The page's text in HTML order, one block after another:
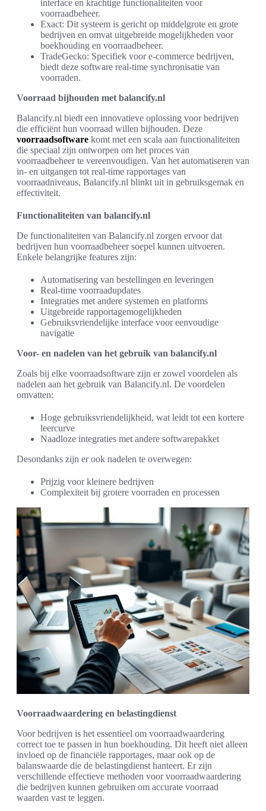
interface en krachtige functionaliteiten voor
voorraadbeheer.
Exact: Dit systeem is gericht op middelgrote en grote
bedrijven en omvat uitgebreide mogelijkheden voor
boekhouding en voorraadbeheer.
TradeGecko: Specifiek voor e-commerce bedrijven,
biedt deze software real-time synchronisatie van
voorraden.
Voorraad bijhouden met balancify.nl
Balancify.nl biedt een innovatieve oplossing voor bedrijven
die efficiënt hun voorraad willen bijhouden. Deze
voorraadsoftware komt met een scala aan functionaliteiten
die speciaal zijn ontworpen om het proces van
voorraadbeheer te vereenvoudigen. Van het automatiseren van
in- en uitgangen tot real-time rapportages van
voorraadniveaus, Balancify.nl blinkt uit in gebruiksgemak en
effectiviteit.
Functionaliteiten van balancify.nl
De functionaliteiten van Balancify.nl zorgen ervoor dat
bedrijven hun voorraadbeheer soepel kunnen uitvoeren.
Enkele belangrijke features zijn:
Automatisering van bestellingen en leveringen
Real-time voorraadupdates
Integraties met andere systemen en platforms
Uitgebreide rapportagemogelijkheden
Gebruiksvriendelijke interface voor eenvoudige
navigatie
Voor- en nadelen van het gebruik van balancify.nl
Zoals bij elke voorraadsoftware zijn er zowel voordelen als
nadelen aan het gebruik van Balancify.nl. De voordelen
omvatten:
Hoge gebruiksvriendelijkheid, wat leidt tot een kortere
leercurve
Naadloze integraties met andere softwarepakket
Desondanks zijn er ook nadelen te overwegen:
Prijzig voor kleinere bedrijven
Complexiteit bij grotere voorraden en processen
Voorraadwaardering en belastingdienst
Voor bedrijven is het essentieel om voorraadwaardering
correct toe te passen in hun boekhouding. Dit heeft niet alleen
invloed op de financiële rapportages, maar ook op de
balanswaarde die de belastingdienst hanteert. Er zijn
verschillende effectieve methoden voor voorraadwaardering
die bedrijven kunnen gebruiken om accurate voorraad
waarden vast te leggen.